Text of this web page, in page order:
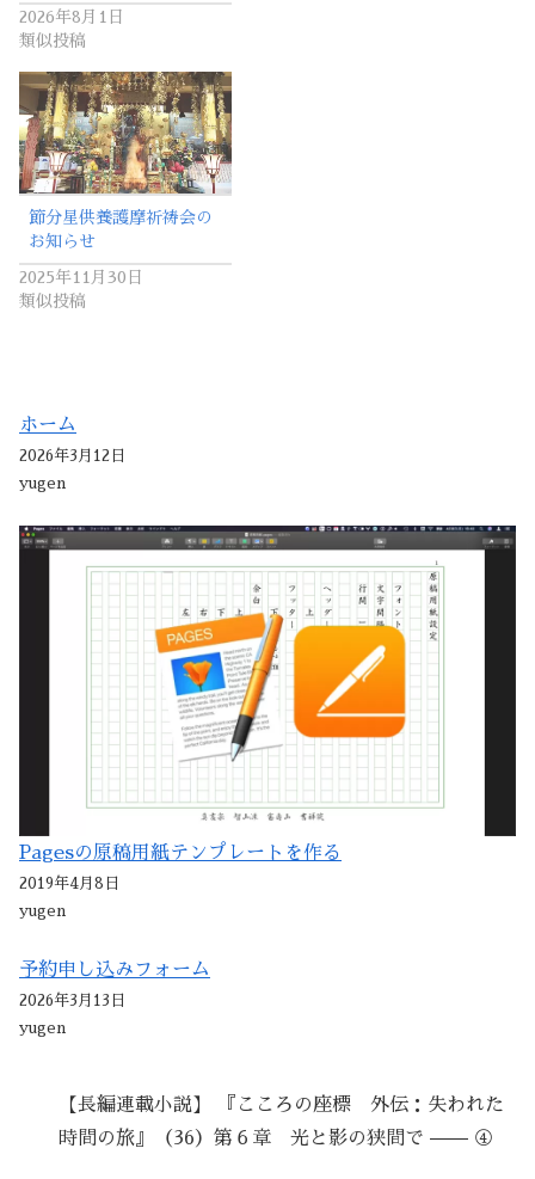
2026年8月1日
類似投稿
節分星供養護摩祈祷会の
お知らせ
2025年11月30日
類似投稿
ホーム
2026年3月12日
yugen
Pagesの原稿用紙テンプレートを作る
2019年4月8日
yugen
予約申し込みフォーム
2026年3月13日
yugen
【長編連載小説】 『こころの座標 外伝：失われた
時間の旅』（36）第６章 光と影の狭間で —— ④